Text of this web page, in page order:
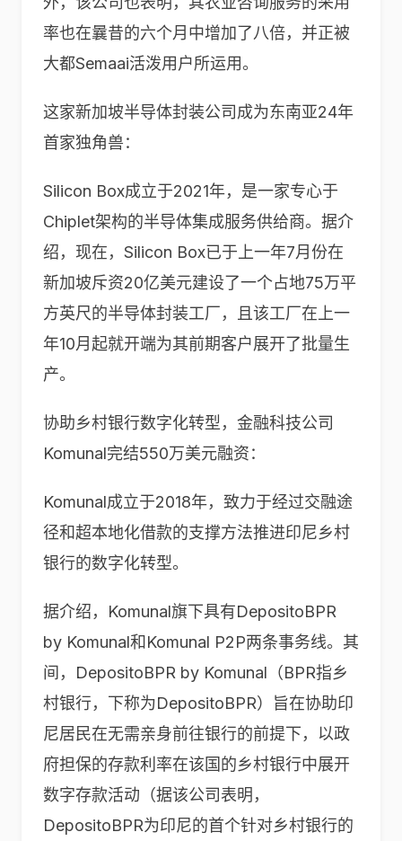
率也在曩昔的六个月中增加了八倍，并正被
大都Semaai活泼用户所运用。
这家新加坡半导体封装公司成为东南亚24年
首家独角兽：
Silicon Box成立于2021年，是一家专心于
Chiplet架构的半导体集成服务供给商。据介
绍，现在，Silicon Box已于上一年7月份在
新加坡斥资20亿美元建设了一个占地75万平
方英尺的半导体封装工厂，且该工厂在上一
年10月起就开端为其前期客户展开了批量生
产。
协助乡村银行数字化转型，金融科技公司
Komunal完结550万美元融资：
Komunal成立于2018年，致力于经过交融途
径和超本地化借款的支撑方法推进印尼乡村
银行的数字化转型。
据介绍，Komunal旗下具有DepositoBPR
by Komunal和Komunal P2P两条事务线。其
间，DepositoBPR by Komunal（BPR指乡
村银行，下称为DepositoBPR）旨在协助印
尼居民在无需亲身前往银行的前提下，以政
府担保的存款利率在该国的乡村银行中展开
数字存款活动（据该公司表明，
DepositoBPR为印尼的首个针对乡村银行的